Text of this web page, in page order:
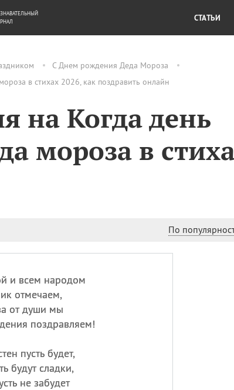
С Днем рождения Деда Мороза
в стихах 2026, как поздравить онлайн
на Когда день
мороза в
По
и всем народом
отмечаем,
от души мы
поздравляем!
пусть будет,
будут сладки,
не забудет
ДЕНЬГИ СТАТЬИ